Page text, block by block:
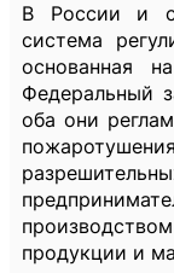
В России и
система
основанная
Федеральный
оба они
продукции и